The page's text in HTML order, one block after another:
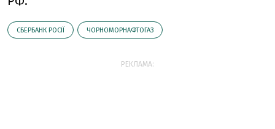
СБЕРБАНК РОСІЇ ЧОРНОМОРНАФТОГАЗ
РЕКЛАМА: